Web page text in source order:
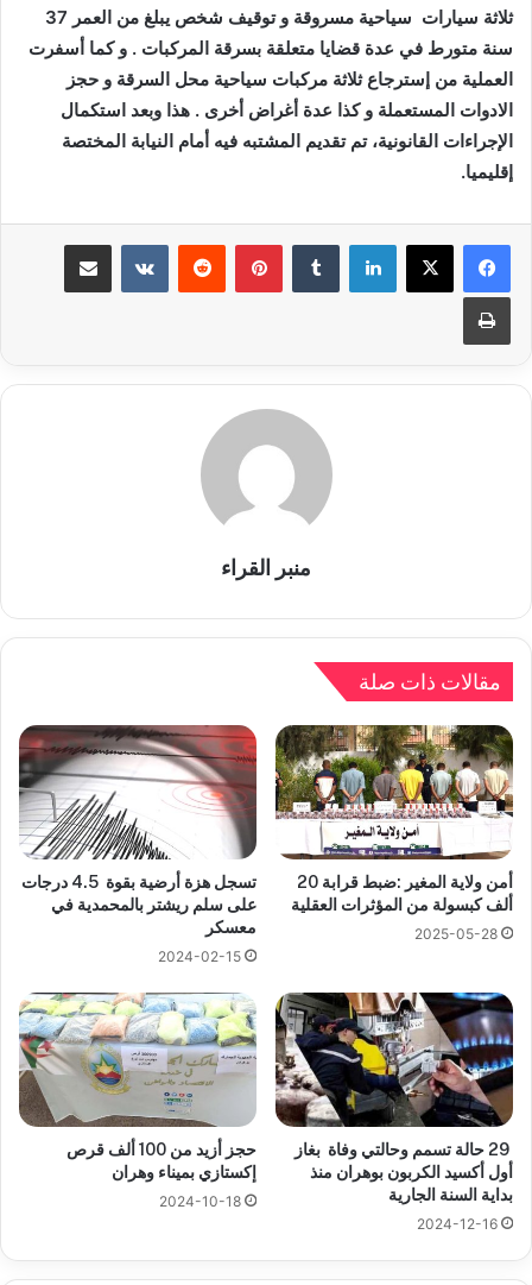
ثلاثة سيارات سياحية مسروقة و توقيف شخص يبلغ من العمر 37
سنة متورط في عدة قضايا متعلقة بسرقة المركبات . و كما أسفرت
العملية من إسترجاع ثلاثة مركبات سياحية محل السرقة و حجز
الادوات المستعملة و كذا عدة أغراض أخرى . هذا وبعد استكمال
الإجراءات القانونية، تم تقديم المشتبه فيه أمام النيابة المختصة
إقليميا.
لينكدإن بينتيريست
طباعة
منبر القراء
مقالات ذات صلة
أمن ولاية المغير :ضبط قرابة 20
ألف كبسولة من المؤثرات العقلية
2025-05-28
تسجل هزة أرضية بقوة 4.5 درجات
على سلم ريشتر بالمحمدية في
معسكر
2024-02-15
29 حالة تسمم وحالتي وفاة بغاز
أول أكسيد الكربون بوهران منذ
بداية السنة الجارية
2024-12-16
حجز أزيد من 100 ألف قرص
إكستازي بميناء وهران
2024-10-18